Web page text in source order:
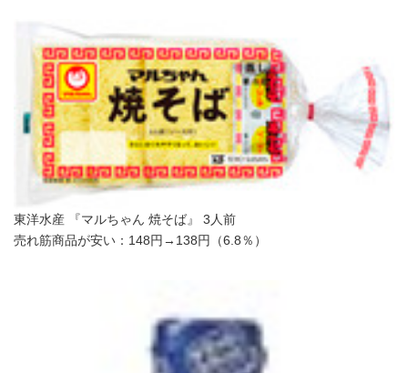
東洋水産 『マルちゃん 焼そば』 3人前
売れ筋商品が安い：148円→138円（6.8％）